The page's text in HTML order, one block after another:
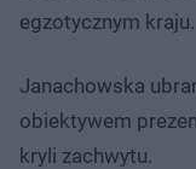
egzotycznym kraju.
Janachowska
obiektywem
kryli zachwytu.